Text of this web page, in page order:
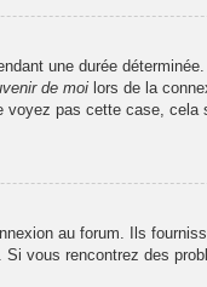
une durée déterminée.
de moilors de la
pas cette case, cela
au forum. Ils
vous rencontrez des